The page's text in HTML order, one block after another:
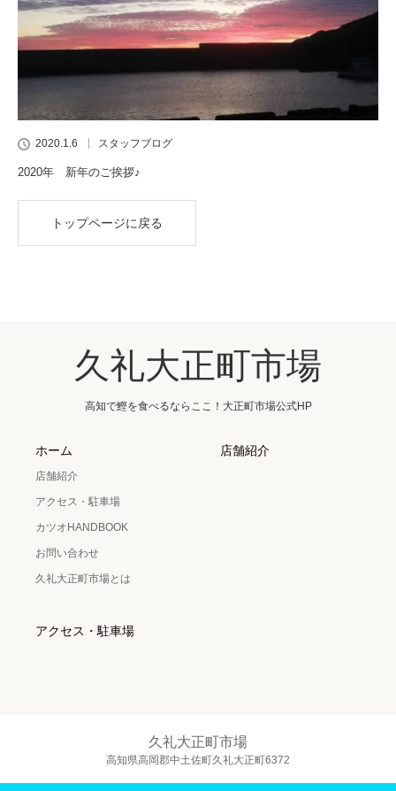
2020.1.6 スタッフブログ
2020年 新年のご挨拶♪
トップページに戻る
久礼大正町市場
高知で鰹を食べるならここ！大正町市場公式HP
ホーム
店舗紹介
アクセス・駐車場
カツオHANDBOOK
お問い合わせ
久礼大正町市場とは
店舗紹介
アクセス・駐車場
久礼大正町市場
高知県高岡郡中土佐町久礼大正町6372